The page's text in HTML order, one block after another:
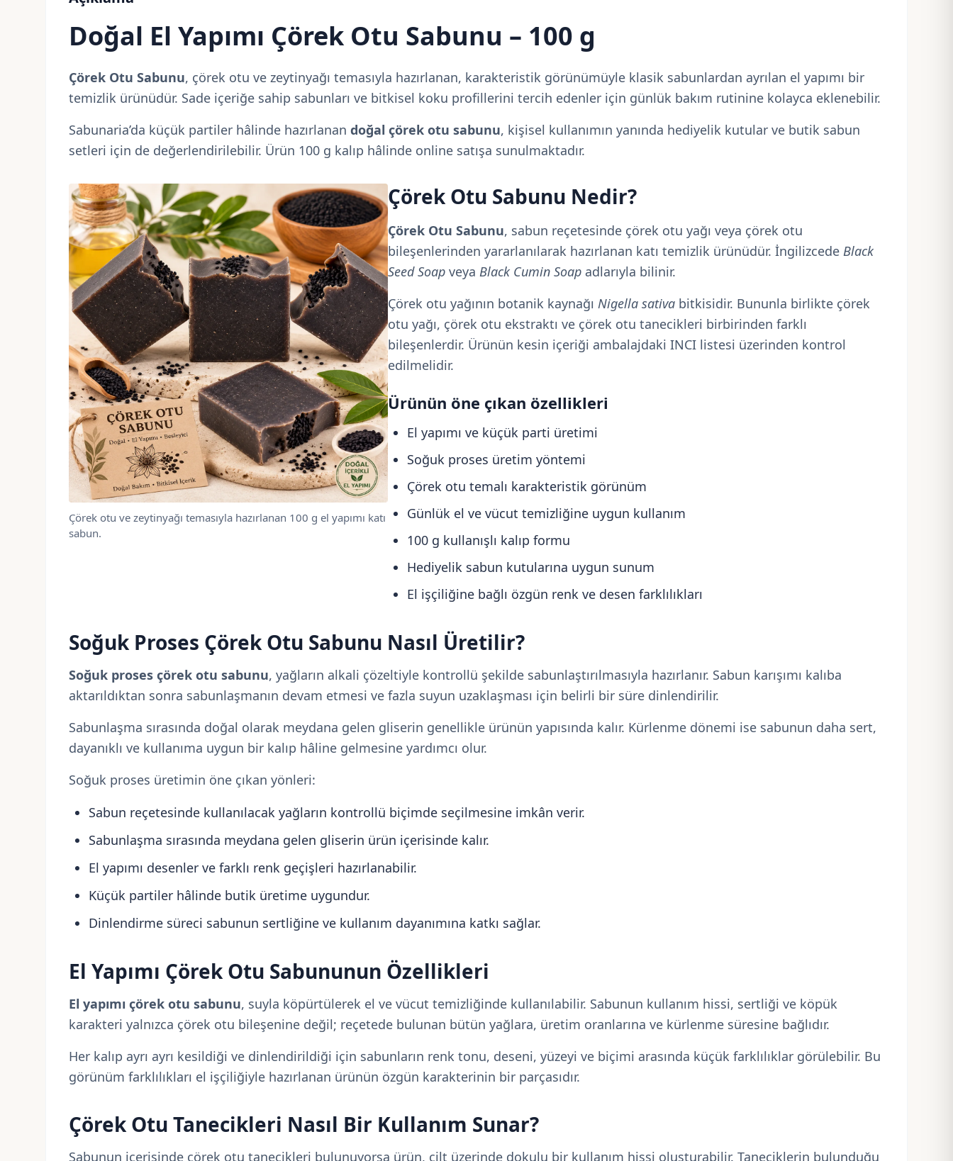
Doğal El Yapımı Çörek Otu Sabunu – 100 g
Çörek Otu Sabunu, çörek otu ve zeytinyağı temasıyla hazırlanan, karakteristik görünümüyle klasik sabunlardan ayrılan el yapımı bir
temizlik ürünüdür. Sade içeriğe sahip sabunları ve bitkisel koku profillerini tercih edenler için günlük bakım rutinine kolayca eklenebilir.
Sabunaria’da küçük partiler hâlinde hazırlanan doğal çörek otu sabunu, kişisel kullanımın yanında hediyelik kutular ve butik sabun
setleri için de değerlendirilebilir. Ürün 100 g kalıp hâlinde online satışa sunulmaktadır.
Çörek otu ve zeytinyağı temasıyla hazırlanan 100 g el yapımı katı
sabun.
Çörek Otu Sabunu Nedir?
Çörek Otu Sabunu, sabun reçetesinde çörek otu yağı veya çörek otu
bileşenlerinden yararlanılarak hazırlanan katı temizlik ürünüdür. İngilizcede Black
Seed Soap veya Black Cumin Soap adlarıyla bilinir.
Çörek otu yağının botanik kaynağı Nigella sativa bitkisidir. Bununla birlikte çörek
otu yağı, çörek otu ekstraktı ve çörek otu tanecikleri birbirinden farklı
bileşenlerdir. Ürünün kesin içeriği ambalajdaki INCI listesi üzerinden kontrol
edilmelidir.
Ürünün öne çıkan özellikleri
El yapımı ve küçük parti üretimi
Soğuk proses üretim yöntemi
Çörek otu temalı karakteristik görünüm
Günlük el ve vücut temizliğine uygun kullanım
100 g kullanışlı kalıp formu
Hediyelik sabun kutularına uygun sunum
El işçiliğine bağlı özgün renk ve desen farklılıkları
Soğuk Proses Çörek Otu Sabunu Nasıl Üretilir?
Soğuk proses çörek otu sabunu, yağların alkali çözeltiyle kontrollü şekilde sabunlaştırılmasıyla hazırlanır. Sabun karışımı kalıba
aktarıldıktan sonra sabunlaşmanın devam etmesi ve fazla suyun uzaklaşması için belirli bir süre dinlendirilir.
Sabunlaşma sırasında doğal olarak meydana gelen gliserin genellikle ürünün yapısında kalır. Kürlenme dönemi ise sabunun daha sert,
dayanıklı ve kullanıma uygun bir kalıp hâline gelmesine yardımcı olur.
Soğuk proses üretimin öne çıkan yönleri:
Sabun reçetesinde kullanılacak yağların kontrollü biçimde seçilmesine imkân verir.
Sabunlaşma sırasında meydana gelen gliserin ürün içerisinde kalır.
El yapımı desenler ve farklı renk geçişleri hazırlanabilir.
Küçük partiler hâlinde butik üretime uygundur.
Dinlendirme süreci sabunun sertliğine ve kullanım dayanımına katkı sağlar.
El Yapımı Çörek Otu Sabununun Özellikleri
El yapımı çörek otu sabunu, suyla köpürtülerek el ve vücut temizliğinde kullanılabilir. Sabunun kullanım hissi, sertliği ve köpük
karakteri yalnızca çörek otu bileşenine değil; reçetede bulunan bütün yağlara, üretim oranlarına ve kürlenme süresine bağlıdır.
Her kalıp ayrı ayrı kesildiği ve dinlendirildiği için sabunların renk tonu, deseni, yüzeyi ve biçimi arasında küçük farklılıklar görülebilir. Bu
görünüm farklılıkları el işçiliğiyle hazırlanan ürünün özgün karakterinin bir parçasıdır.
Çörek Otu Tanecikleri Nasıl Bir Kullanım Sunar?
Sabunun içerisinde çörek otu tanecikleri bulunuyorsa ürün, cilt üzerinde dokulu bir kullanım hissi oluşturabilir. Taneciklerin bulunduğu